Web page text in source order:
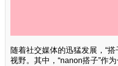
随着社交媒体的迅猛发展，“
视野。其中，“nanon搭子”作